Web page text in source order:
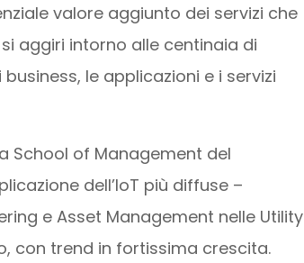
valore aggiunto dei servizi che
aggiri intorno alle centinaia di
le applicazioni e i servizi
School of Management del
dell’IoT più diffuse –
e Asset Management nelle Utility
con trend in fortissima crescita.